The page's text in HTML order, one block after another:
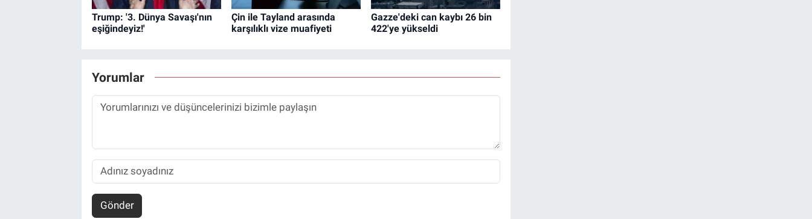
Trump: '3. Dünya Savaşı'nın
eşiğindeyiz!'
Çin ile Tayland arasında
karşılıklı vize muafiyeti
Gazze'deki can kaybı 26 bin
422'ye yükseldi
Yorumlar
Gönder